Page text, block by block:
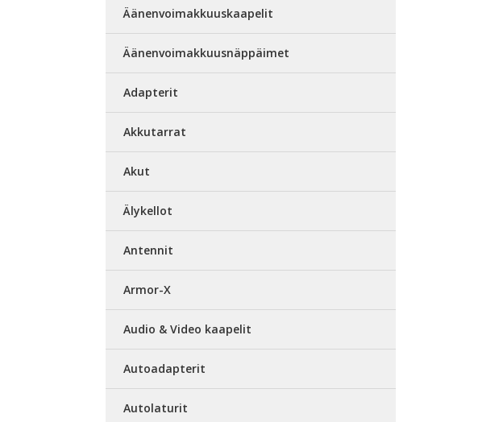
Äänenvoimakkuuskaapelit
Äänenvoimakkuusnäppäimet
Adapterit
Akkutarrat
Akut
Älykellot
Antennit
Armor-X
Audio & Video kaapelit
Autoadapterit
Autolaturit